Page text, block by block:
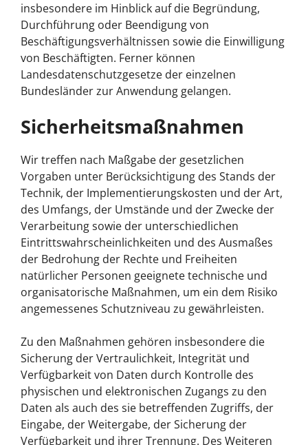
insbesondere im Hinblick auf die Begründung,
Durchführung oder Beendigung von
Beschäftigungsverhältnissen sowie die Einwilligung
von Beschäftigten. Ferner können
Landesdatenschutzgesetze der einzelnen
Bundesländer zur Anwendung gelangen.
Sicherheitsmaßnahmen
Wir treffen nach Maßgabe der gesetzlichen
Vorgaben unter Berücksichtigung des Stands der
Technik, der Implementierungskosten und der Art,
des Umfangs, der Umstände und der Zwecke der
Verarbeitung sowie der unterschiedlichen
Eintrittswahrscheinlichkeiten und des Ausmaßes
der Bedrohung der Rechte und Freiheiten
natürlicher Personen geeignete technische und
organisatorische Maßnahmen, um ein dem Risiko
angemessenes Schutzniveau zu gewährleisten.
Zu den Maßnahmen gehören insbesondere die
Sicherung der Vertraulichkeit, Integrität und
Verfügbarkeit von Daten durch Kontrolle des
physischen und elektronischen Zugangs zu den
Daten als auch des sie betreffenden Zugriffs, der
Eingabe, der Weitergabe, der Sicherung der
Verfügbarkeit und ihrer Trennung. Des Weiteren